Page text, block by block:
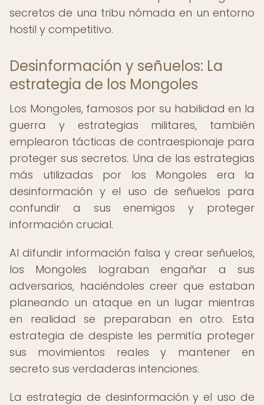
secretos de una tribu nómada en un entorno
hostil y competitivo.
Desinformación y señuelos: La
estrategia de los Mongoles
Los Mongoles, famosos por su habilidad en la
guerra y estrategias militares, también
emplearon tácticas de contraespionaje para
proteger sus secretos. Una de las estrategias
más utilizadas por los Mongoles era la
desinformación y el uso de señuelos para
confundir a sus enemigos y proteger
información crucial.
Al difundir información falsa y crear señuelos,
los Mongoles lograban engañar a sus
adversarios, haciéndoles creer que estaban
planeando un ataque en un lugar mientras
en realidad se preparaban en otro. Esta
estrategia de despiste les permitía proteger
sus movimientos reales y mantener en
secreto sus verdaderas intenciones.
La estrategia de desinformación y el uso de